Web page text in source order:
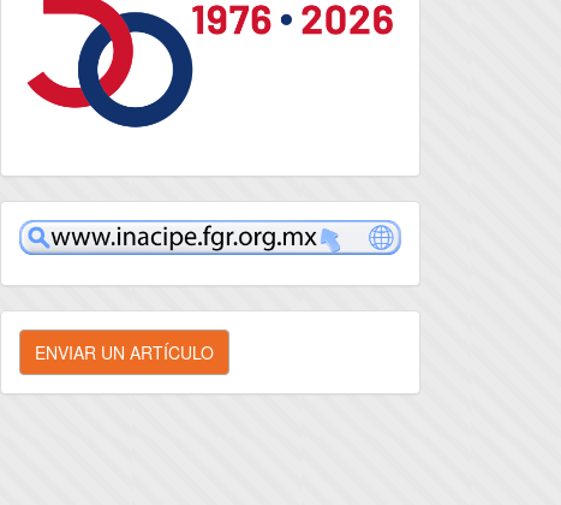
inacipe
Enviar
un
artículo
ENVIAR UN ARTÍCULO